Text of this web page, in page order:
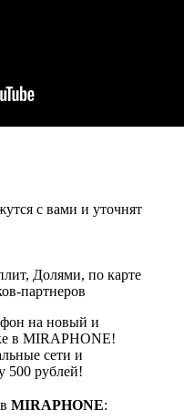
с вами и уточнят
Долями, по карте
партнеров
на новый и
в MIRAPHONE!
сети и
500 рублей!
MIRAPHONE: